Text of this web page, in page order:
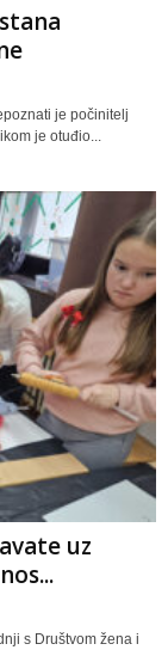
je počinitelj
je otuđio...
uz
s Društvom žena i